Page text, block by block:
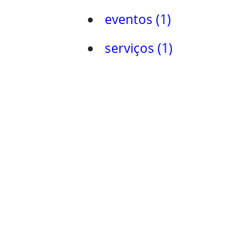
eventos (1)
serviços (1)